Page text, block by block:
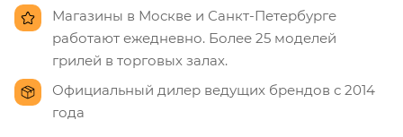
Магазины в Москве и Санкт-Петербурге
работают ежедневно. Более 25 моделей
грилей в торговых залах.
Официальный дилер ведущих брендов с 2014
года